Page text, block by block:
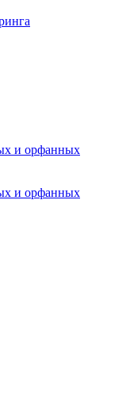
и орфанных
и орфанных